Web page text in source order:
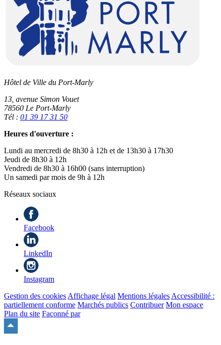
Hôtel de Ville du Port-Marly
13, avenue Simon Vouet
78560 Le Port-Marly
Tél : 01 39 17 31 50
Heures d'ouverture :
Lundi au mercredi de 8h30 à 12h et de 13h30 à 17h30
Jeudi de 8h30 à 12h
Vendredi de 8h30 à 16h00 (sans interruption)
Un samedi par mois de 9h à 12h
Réseaux sociaux
Facebook
LinkedIn
Instagram
Gestion des cookies Affichage légal Mentions légales Accessibilité :
partiellement conforme Marchés publics Contribuer Mon espace
Plan du site Façonné par